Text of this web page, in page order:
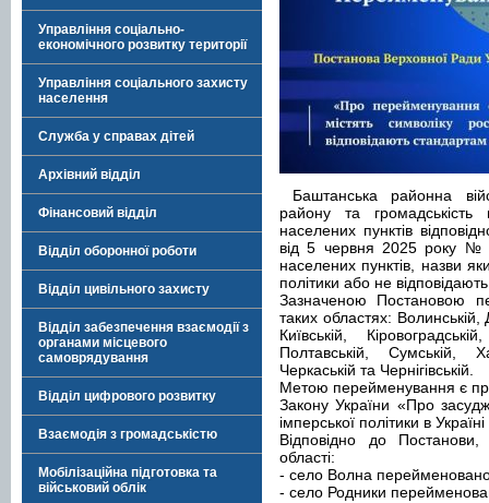
Управління соціально-
економічного розвитку території
Управління соціального захисту
населення
Служба у справах дітей
Архівний відділ
Фінансовий відділ
Відділ оборонної роботи
Відділ цивільного захисту
Відділ забезпечення взаємодії з
органами місцевого
самоврядування
Відділ цифрового розвитку
Взаємодія з громадськістю
Мобілізаційна підготовка та
військовий облік
Баштанська районна
району та
населених пунктів
від 5 червня 2025 року №
населених пунктів, назви
політики або не
Зазначеною Постановою
таких областях: Волинській,
Київській,
Полтавській, Сумській,
Черкаській та Чернігівській.
Метою перейменування є
Закону України «Про
імперської політики в
Відповідно до
області:
- село Волна
- село Родники